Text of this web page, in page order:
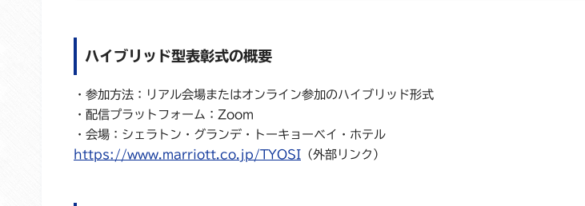
ハイブリッド型表彰式の概要
・参加方法：リアル会場またはオンライン参加のハイブリッド形式
・配信プラットフォーム：Zoom
・会場：シェラトン・グランデ・トーキョーベイ・ホテル
https://www.marriott.co.jp/TYOSI （外部リンク）